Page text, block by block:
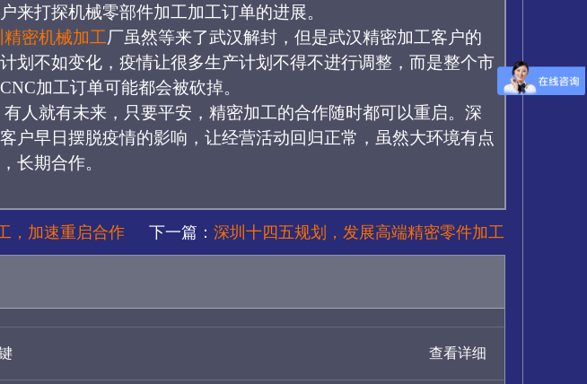
来打探机械零部件加工加工订单的进展。
精密机械加工厂虽然等来了武汉解封，但是武汉精密加工客户的
划不如变化，疫情让很多生产计划不得不进行调整，而是整个市
CNC加工订单可能都会被砍掉。
人就有未来，只要平安，精密加工的合作随时都可以重启。深
户早日摆脱疫情的影响，让经营活动回归正常，虽然大环境有点
长期合作。
，加速重启合作 下一篇： 深圳十四五规划，发展高端精密零件加工
查看详细